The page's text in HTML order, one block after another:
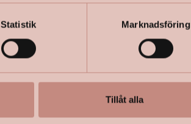
Statistik Marknadsföring
Tillåt alla